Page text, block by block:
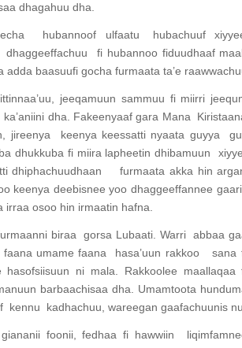
dhagahuu dha.
hubannoof ulfaatu hubachuuf
fi hubannoo fiduudhaaf
adda baasuufi gocha furmaata ta’e
jeeqamuun sammuu fi miirri
ka’aniini dha. Fakeenyaaf gara Mana
jireenya keenya keessatti nyaata guyya
dhukkuba fi miira lapheetin dhibamuun
dhiphachuudhaan furmaata akka hin
keenya deebisnee yoo dhaggeeffannee
irraa osoo hin irmaatin hafna.
biraa gorsa Lubaati. Warri abbaa
umame faana hasa’uun rakkoo
hasofsiisuun ni mala. Rakkoolee
barbaachisaa dha. Umamtoota
kadhachuu, wareegan gaafachuunis
foonii, fedhaa fi hawwiin